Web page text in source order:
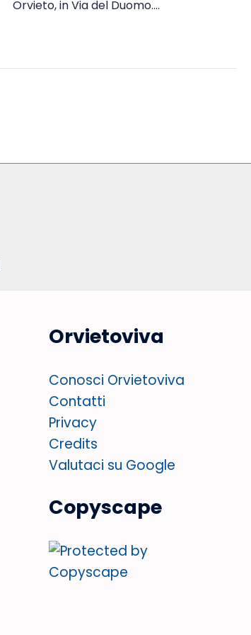
Orvieto, in Via del Duomo.…
Orvietoviva
Conosci Orvietoviva
Contatti
Privacy
Credits
Valutaci su Google
Copyscape